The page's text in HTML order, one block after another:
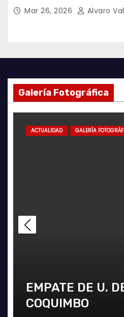
Mar 26, 2026 Alvaro
Galería Fotográfica
ACTUALIDAD GALERÍA
EMPATE DE U.
COQUIMBO